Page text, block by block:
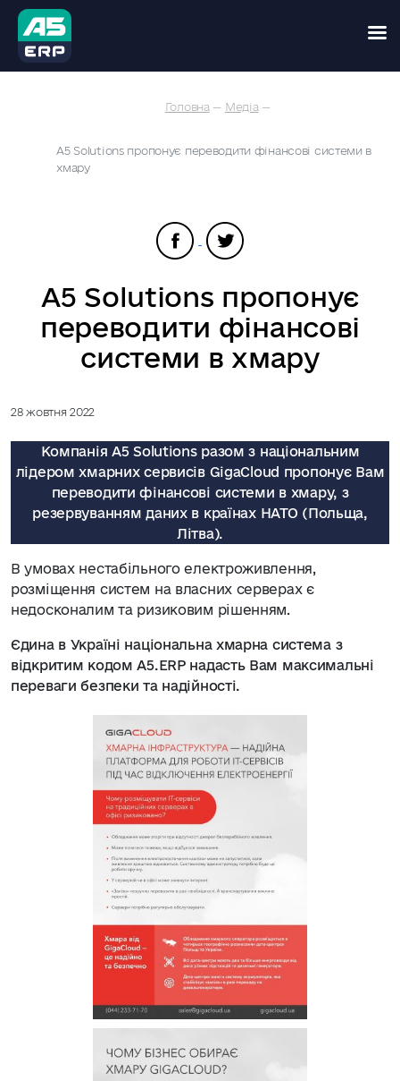
Головна — Медіа —
А5 Solutions пропонує переводити фінансові системи в
хмару
А5 Solutions пропонує
переводити фінансові
системи в хмару
28 жовтня 2022
Компанія А5 Solutions разом з національним
лідером хмарних сервисів GigaCloud пропонує Вам
переводити фінансові системи в хмару, з
резервуванням даних в країнах НАТО (Польща,
Літва).
В умовах нестабільного електроживлення,
розміщення систем на власних серверах є
недосконалим та ризиковим рішенням.
Єдина в Україні національна хмарна система з
відкритим кодом А5.ERP надасть Вам максимальні
переваги безпеки та надійності.